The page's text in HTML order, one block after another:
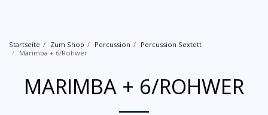
Startseite Zum Shop Percussion
Percussion Sextett
Marimba + 6/Rohwer
MARIMBA + 6/ROHWER